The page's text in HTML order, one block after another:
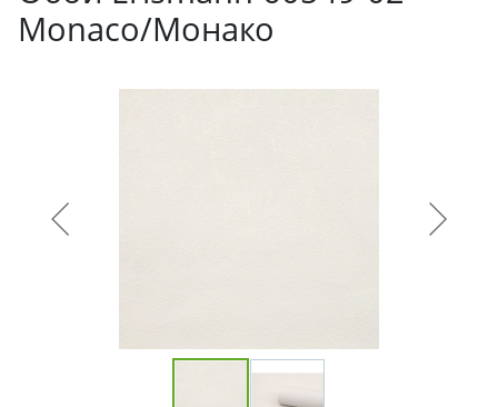
Monaco/Монако